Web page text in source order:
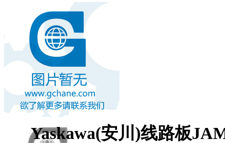
Yaskawa(安川)线路板